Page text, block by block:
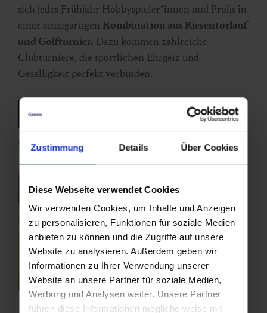
Zustimmung Details Über Cookies
Diese Webseite verwendet Cookies
Wir verwenden Cookies, um Inhalte und Anzeigen
zu personalisieren, Funktionen für soziale Medien
anbieten zu können und die Zugriffe auf unsere
Website zu analysieren. Außerdem geben wir
Informationen zu Ihrer Verwendung unserer
Website an unsere Partner für soziale Medien,
Werbung und Analysen weiter. Unsere Partner
führen diese Informationen möglicherweise mit
sich jedes Frühjahr Hobbyspieler*innen und Profis in
einer einzigartigen Kombination aus Riesentorlauf
und Golfturnier. Dazu kommen zahlreiche
Clubturniere, die sportlichen Ehrgeiz und
Geselligkeit perfekt verbinden.
jetzt Eventkalender durchstöbern